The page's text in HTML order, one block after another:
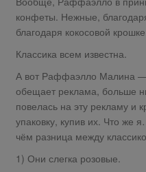
конфеты. Нежные,
благодаря кокосовой
Классика всем известна.
А вот Раффаэлло Малина —
обещает реклама, больше
повелась на эту рекламу и
упаковку, купив их. Что же
чём разница между
1) Они слегка розовые.